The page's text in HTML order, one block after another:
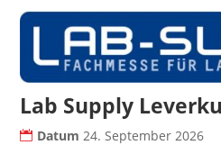
Lab Supply
Datum 24. September 2026